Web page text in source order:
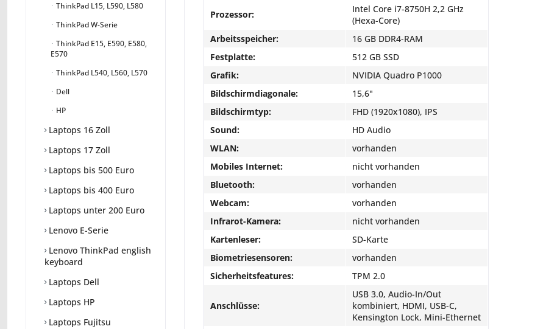
ThinkPad L15, L590, L580
ThinkPad W-Serie
ThinkPad E15, E590, E580,
E570
ThinkPad L540, L560, L570
Dell
HP
Laptops 16 Zoll
Laptops 17 Zoll
Laptops bis 500 Euro
Laptops bis 400 Euro
Laptops unter 200 Euro
Lenovo E-Serie
Lenovo ThinkPad english
keyboard
Laptops Dell
Laptops HP
Laptops Fujitsu
Prozessor:
Intel Core i7-8750H 2,2 GHz
(Hexa-Core)
Arbeitsspeicher:
16 GB DDR4-RAM
Festplatte:
512 GB SSD
Grafik:
NVIDIA Quadro P1000
Bildschirmdiagonale:
15,6"
Bildschirmtyp:
FHD (1920x1080), IPS
Sound:
HD Audio
WLAN:
vorhanden
Mobiles Internet:
nicht vorhanden
Bluetooth:
vorhanden
Webcam:
vorhanden
Infrarot-Kamera:
nicht vorhanden
Kartenleser:
SD-Karte
Biometriesensoren:
vorhanden
Sicherheitsfeatures:
TPM 2.0
Anschlüsse:
USB 3.0, Audio-In/Out
kombiniert, HDMI, USB-C,
Kensington Lock, Mini-Ethernet